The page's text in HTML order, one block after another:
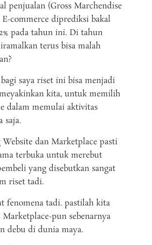
penjualan (Gross Marchendise
commerce diprediksi bakal
pada tahun ini. Di tahun
terus bisa malah
saya riset ini bisa menjadi
kita, untuk memilih
dalam memulai aktivitas
saja.
dan Marketplace pasti
terbuka untuk merebut
yang disebutkan sangat
riset tadi.
fenomena tadi. pastilah kita
pun sebenarnya
debu di dunia maya.